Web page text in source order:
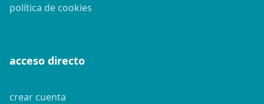
política de cookies
acceso directo
crear cuenta